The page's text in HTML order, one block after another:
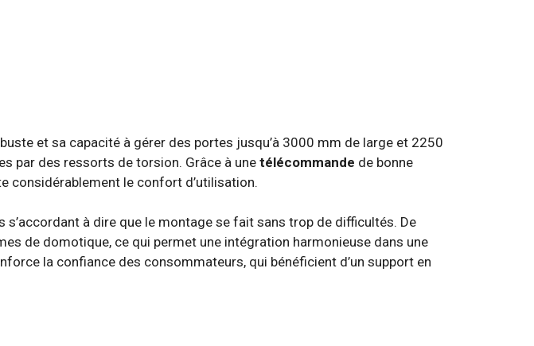
et sa capacité à gérer des portes jusqu’à 3000 mm de large et 2250
par des ressorts de torsion. Grâce à une télécommande de bonne
considérablement le confort d’utilisation.
à dire que le montage se fait sans trop de difficultés. De
de domotique, ce qui permet une intégration harmonieuse dans une
la confiance des consommateurs, qui bénéficient d’un support en